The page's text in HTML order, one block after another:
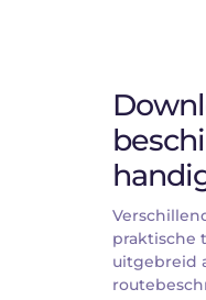
praktische
uitgebreid